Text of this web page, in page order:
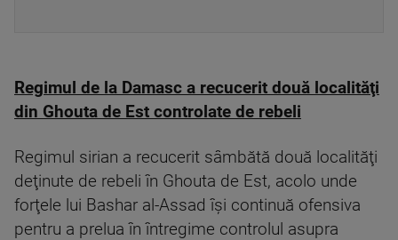
Regimul de la Damasc a recucerit două localităţi
din Ghouta de Est controlate de rebeli
Regimul sirian a recucerit sâmbătă două localităţi
deţinute de rebeli în Ghouta de Est, acolo unde
forţele lui Bashar al-Assad îşi continuă ofensiva
pentru a prelua în întregime controlul asupra